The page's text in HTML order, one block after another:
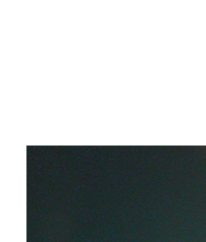
Share
本週參加